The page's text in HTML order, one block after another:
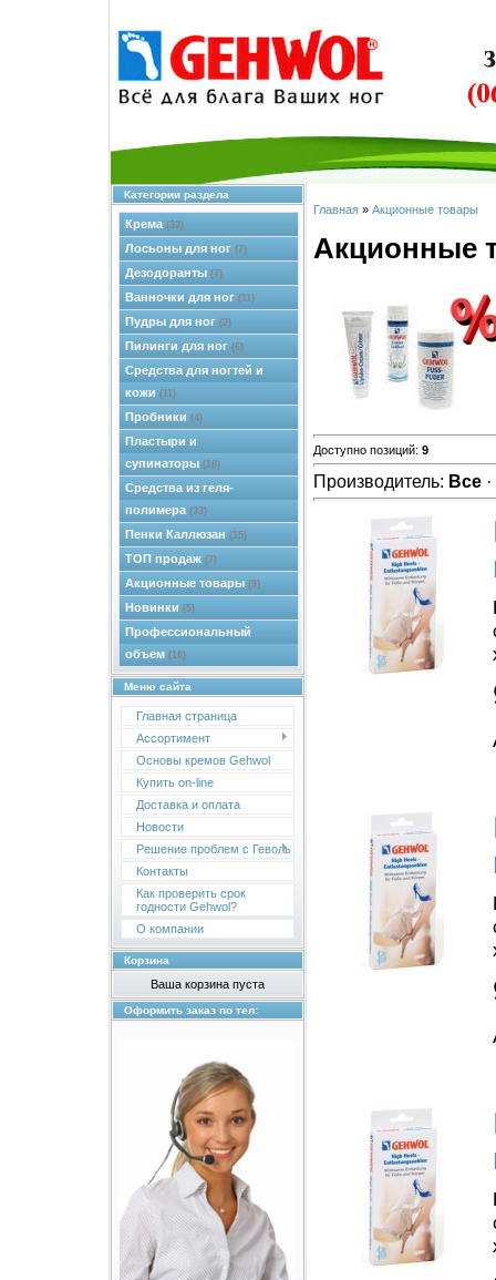
Категории раздела
Крема (33)
Лосьоны для ног (7)
Дезодоранты (7)
Ванночки для ног (11)
Пудры для ног (2)
Пилинги для ног (6)
Средства для ногтей и
кожи (11)
Пробники (4)
Пластыри и
супинаторы (18)
Средства из геля-
полимера (33)
Пенки Каллюзан (15)
ТОП продаж (7)
Акционные товары (9)
Новинки (5)
Профессиональный
объем (18)
Меню сайта
Главная страница
Ассортимент
Основы кремов Gehwol
Купить on-line
Доставка и оплата
Новости
Решение проблем с Геволь
Контакты
Как проверить срок
годности Gehwol?
О компании
Корзина
Ваша корзина пуста
Оформить заказ по тел:
Главная » Акционные товары
Акционные
Доступно позиций: 9
Производитель: Все·